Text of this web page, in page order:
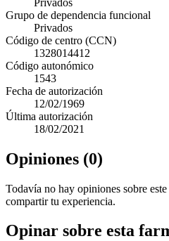
Grupo de dependencia funcional
Privados
Código de centro (CCN)
1328014412
Código autonómico
1543
Fecha de autorización
12/02/1969
Última autorización
18/02/2021
Opiniones (0)
Todavía no hay opiniones sobre
compartir tu experiencia.
Opinar sobre esta